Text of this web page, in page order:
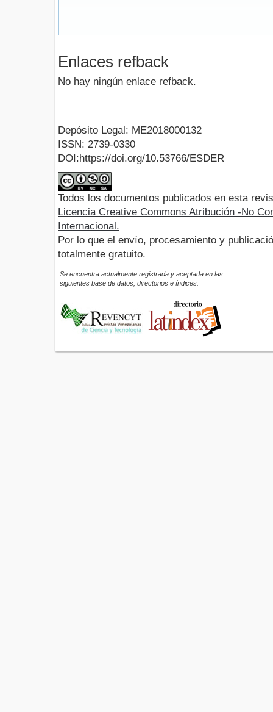
Enlaces refback
No hay ningún enlace refback.
Depósito Legal: ME2018000132
ISSN: 2739-0330
DOI:https://doi.org/10.53766/ESDER
Todos los documentos publicados en esta
Licencia Creative Commons Atribución -No
Internacional.
Por lo que el envío, procesamiento y
totalmente gratuito.
Se encuentra actualmente registrada y aceptada en las
siguientes base de datos, directorios e índices: